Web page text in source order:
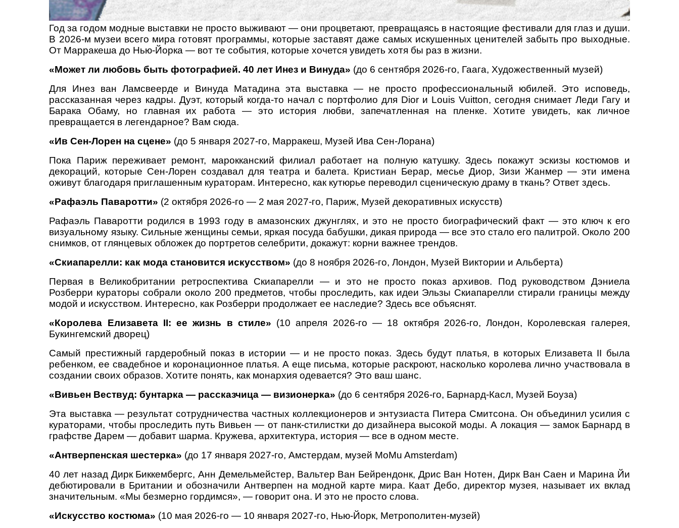
Год за годом модные выставки не просто выживают — они процветают, превращаясь в настоящие фестивали для глаз и души.
В 2026-м музеи всего мира готовят программы, которые заставят даже самых искушенных ценителей забыть про выходные.
От Марракеша до Нью-Йорка — вот те события, которые хочется увидеть хотя бы раз в жизни.
«Может ли любовь быть фотографией. 40 лет Инез и Винуда» (до 6 сентября 2026-го, Гаага, Художественный музей)
Для Инез ван Ламсвеерде и Винуда Матадина эта выставка — не просто профессиональный юбилей. Это исповедь,
рассказанная через кадры. Дуэт, который когда-то начал с портфолио для Dior и Louis Vuitton, сегодня снимает Леди Гагу и
Барака Обаму, но главная их работа — это история любви, запечатленная на пленке. Хотите увидеть, как личное
превращается в легендарное? Вам сюда.
«Ив Сен-Лорен на сцене» (до 5 января 2027-го, Марракеш, Музей Ива Сен-Лорана)
Пока Париж переживает ремонт, марокканский филиал работает на полную катушку. Здесь покажут эскизы костюмов и
декораций, которые Сен-Лорен создавал для театра и балета. Кристиан Берар, месье Диор, Зизи Жанмер — эти имена
оживут благодаря приглашенным кураторам. Интересно, как кутюрье переводил сценическую драму в ткань? Ответ здесь.
«Рафаэль Паваротти» (2 октября 2026-го — 2 мая 2027-го, Париж, Музей декоративных искусств)
Рафаэль Паваротти родился в 1993 году в амазонских джунглях, и это не просто биографический факт — это ключ к его
визуальному языку. Сильные женщины семьи, яркая посуда бабушки, дикая природа — все это стало его палитрой. Около 200
снимков, от глянцевых обложек до портретов селебрити, докажут: корни важнее трендов.
«Скиапарелли: как мода становится искусством» (до 8 ноября 2026-го, Лондон, Музей Виктории и Альберта)
Первая в Великобритании ретроспектива Скиапарелли — и это не просто показ архивов. Под руководством Дэниела
Розберри кураторы собрали около 200 предметов, чтобы проследить, как идеи Эльзы Скиапарелли стирали границы между
модой и искусством. Интересно, как Розберри продолжает ее наследие? Здесь все объяснят.
«Королева Елизавета II: ее жизнь в стиле» (10 апреля 2026-го — 18 октября 2026-го, Лондон, Королевская галерея,
Букингемский дворец)
Самый престижный гардеробный показ в истории — и не просто показ. Здесь будут платья, в которых Елизавета II была
ребенком, ее свадебное и коронационное платья. А еще письма, которые раскроют, насколько королева лично участвовала в
создании своих образов. Хотите понять, как монархия одевается? Это ваш шанс.
«Вивьен Вествуд: бунтарка — рассказчица — визионерка» (до 6 сентября 2026-го, Барнард-Касл, Музей Боуза)
Эта выставка — результат сотрудничества частных коллекционеров и энтузиаста Питера Смитсона. Он объединил усилия с
кураторами, чтобы проследить путь Вивьен — от панк-стилистки до дизайнера высокой моды. А локация — замок Барнард в
графстве Дарем — добавит шарма. Кружева, архитектура, история — все в одном месте.
«Антверпенская шестерка» (до 17 января 2027-го, Амстердам, музей MoMu Amsterdam)
40 лет назад Дирк Биккембергс, Анн Демельмейстер, Вальтер Ван Бейрендонк, Дрис Ван Нотен, Дирк Ван Саен и Марина Йи
дебютировали в Британии и обозначили Антверпен на модной карте мира. Каат Дебо, директор музея, называет их вклад
значительным. «Мы безмерно гордимся», — говорит она. И это не просто слова.
«Искусство костюма» (10 мая 2026-го — 10 января 2027-го, Нью-Йорк, Метрополитен-музей)